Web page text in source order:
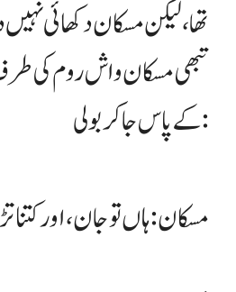
تھا، لیکن مسکان دکھائی
تبھی مسکان واش روم کی
کے پاس جا کر بولی:
مسکان: ہاں تو جان، اور کتنا